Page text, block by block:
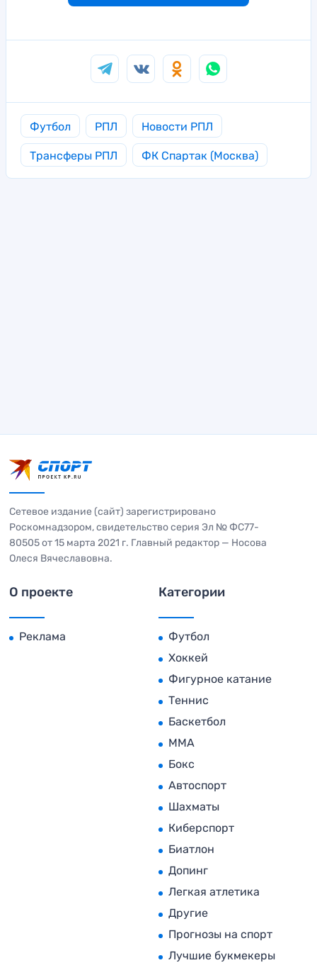
Футбол РПЛ Новости РПЛ
Трансферы РПЛ ФК Спартак (Москва)
Сетевое издание (сайт) зарегистрировано
Роскомнадзором, свидетельство серия Эл № ФС77-
80505 от 15 марта 2021 г. Главный редактор — Носова
Олеся Вячеславовна.
О проекте
Реклама
Категории
Футбол
Хоккей
Фигурное катание
Теннис
Баскетбол
MMA
Бокс
Автоспорт
Шахматы
Киберспорт
Биатлон
Допинг
Легкая атлетика
Другие
Прогнозы на спорт
Лучшие букмекеры